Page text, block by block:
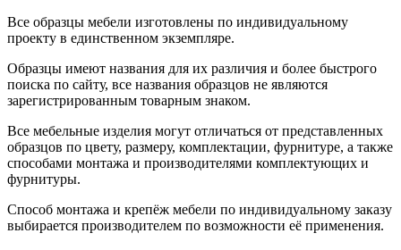
Все образцы мебели изготовлены по индивидуальному
проекту в единственном экземпляре.
Образцы имеют названия для их различия и более быстрого
поиска по сайту, все названия образцов не являются
зарегистрированным товарным знаком.
Все мебельные изделия могут отличаться от представленных
образцов по цвету, размеру, комплектации, фурнитуре, а также
способами монтажа и производителями комплектующих и
фурнитуры.
Способ монтажа и крепёж мебели по индивидуальному заказу
выбирается производителем по возможности её применения.